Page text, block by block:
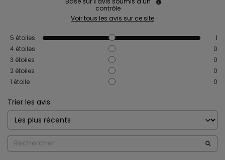
contrôle
Voir tous les avis sur ce site
5 étoiles
1
4 étoiles
0
3 étoiles
0
2 étoiles
0
1 étoile 0
Trier les avis